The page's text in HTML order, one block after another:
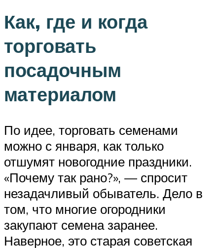
Как, где и когда
торговать
посадочным
материалом
По идее, торговать семенами
можно с января, как только
отшумят новогодние праздники.
«Почему так рано?», — спросит
незадачливый обыватель. Дело в
том, что многие огородники
закупают семена заранее.
Наверное, это старая советская